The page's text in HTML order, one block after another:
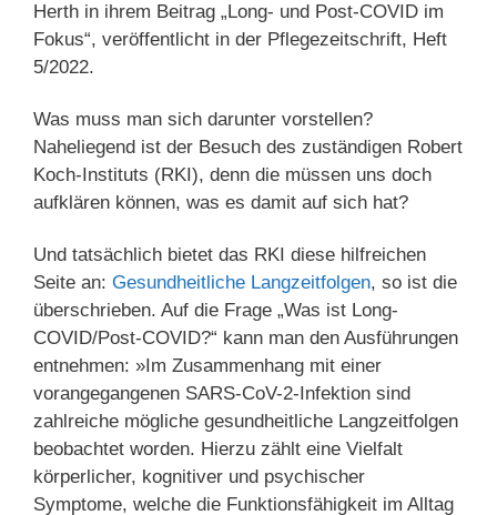
Herth in ihrem Beitrag „Long- und Post-COVID im
Fokus“, veröffentlicht in der Pflegezeitschrift, Heft
5/2022.
Was muss man sich darunter vorstellen?
Naheliegend ist der Besuch des zuständigen Robert
Koch-Instituts (RKI), denn die müssen uns doch
aufklären können, was es damit auf sich hat?
Und tatsächlich bietet das RKI diese hilfreichen
Seite an: Gesundheitliche Langzeitfolgen, so ist die
überschrieben. Auf die Frage „Was ist Long-
COVID/Post-COVID?“ kann man den Ausführungen
entnehmen: »Im Zusammenhang mit einer
vorangegangenen SARS-CoV-2-Infektion sind
zahlreiche mögliche gesundheitliche Langzeitfolgen
beobachtet worden. Hierzu zählt eine Vielfalt
körperlicher, kognitiver und psychischer
Symptome, welche die Funktionsfähigkeit im Alltag